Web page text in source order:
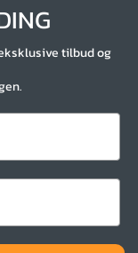
tilbud og